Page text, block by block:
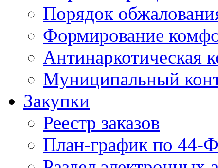
Порядок
Формирование
Антинаркотическая
Муниципальный
Закупки
Реестр заказов
План-график по 44-